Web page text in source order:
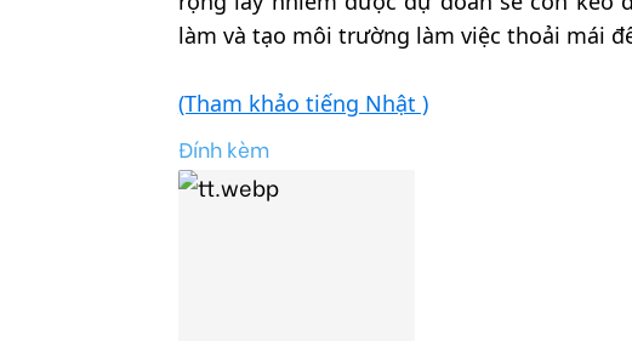
làm và tạo môi trường làm việc thoải mái
(Tham khảo tiếng Nhật )
Đính kèm